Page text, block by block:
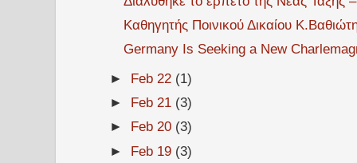
Καθηγητής Ποινικού Δικαίου
Germany Is Seeking a New
► Feb 22 (1)
► Feb 21 (3)
► Feb 20 (3)
► Feb 19 (3)